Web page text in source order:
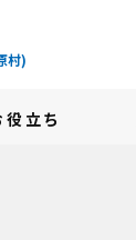
ト-
村)
役立ち